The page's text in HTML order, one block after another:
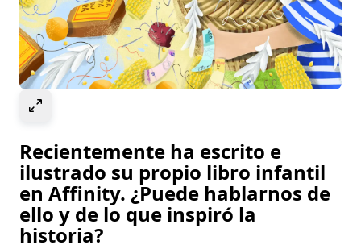
Recientemente ha escrito e
ilustrado su propio libro infantil
en Affinity. ¿Puede hablarnos de
ello y de lo que inspiró la
historia?